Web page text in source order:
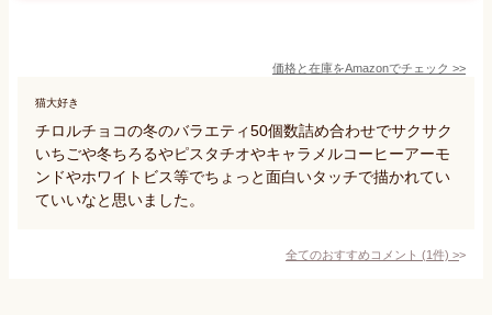
価格と在庫をAmazonでチェック >>
猫大好き
チロルチョコの冬のバラエティ50個数詰め合わせでサクサク
いちごや冬ちろるやピスタチオやキャラメルコーヒーアーモ
ンドやホワイトビス等でちょっと面白いタッチで描かれてい
ていいなと思いました。
全てのおすすめコメント (1件) >